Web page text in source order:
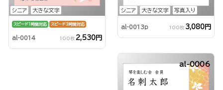
シニア 大きな文字
スピード1時間対応 スピード3時間対応
al-0014 100枚 2,530円
シニア 大きな文字 写真入り
al-0013p 100枚 3,080円
al-0006